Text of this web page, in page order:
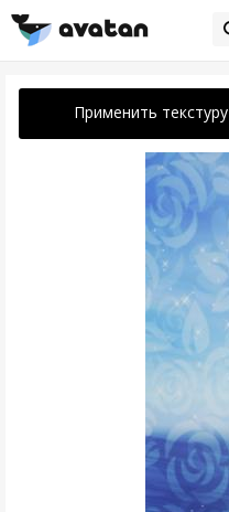
Применить текстуру